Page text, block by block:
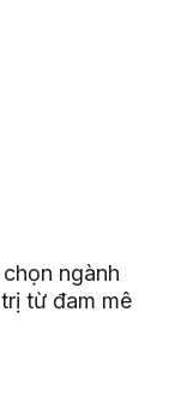
ngành
từ đam mê